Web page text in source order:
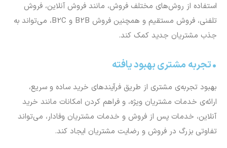
استفاده از روش‌های مختلف فروش، مانند فروش آنلاین، فروش
تلفنی، فروش مستقیم و همچنین فروش B2B و B2C، می‌تواند به
جذب مشتریان جدید کمک کند.
•تجربه مشتری بهبود یافته
بهبود تجربه‌ی مشتری از طریق فرآیندهای خرید ساده و سریع،
ارائه‌ی خدمات مشتریان ویژه، و فراهم کردن امکانات مانند خرید
آنلاین، خدمات پس از فروش و خدمات مشتریان وفادار، می‌تواند
تفاوتی بزرگ در فروش و رضایت مشتریان ایجاد کند.